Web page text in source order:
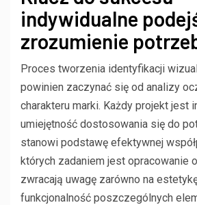
indywidualne
zrozumienie
Proces tworzenia identyfikacji
powinien zaczynać się od analizy
charakteru marki. Każdy projekt jest
umiejętność dostosowania się do
stanowi podstawę efektywnej
których zadaniem jest opracowanie
zwracają uwagę zarówno na
funkcjonalność poszczególnych